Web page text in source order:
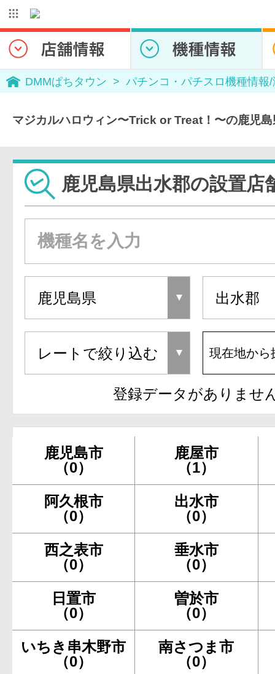
DMMぱちタウン パチンコ・パチスロ機種情報
マジカルハロウィン〜Trick or Treat！〜の鹿児
鹿児島県出水郡の設置店
現在地から
登録データがありませ
鹿児島市
（0）
鹿屋市
（1）
阿久根市
（0）
出水市
（0）
西之表市
（0）
垂水市
（0）
日置市
（0）
曽於市
（0）
いちき串木野市
（0）
南さつま市
（0）